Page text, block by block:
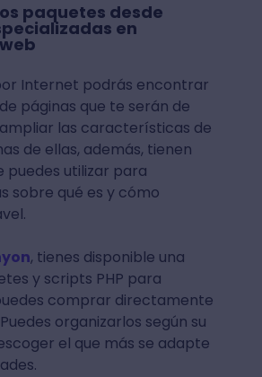
paquetes desde
en
Internet podrás encontrar
páginas que te serán de
las características de
de ellas, además, tienen
puedes utilizar para
sobre qué es y cómo
, tienes disponible una
y scripts PHP para
comprar directamente
organizarlos según su
el que más se adapte